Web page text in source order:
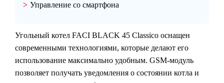
Управление со смартфона
Угольный котел FACI BLACK 45 Classico оснащен
современными технологиями, которые делают его
использование максимально удобным. GSM-модуль
позволяет получать уведомления о состоянии котла и